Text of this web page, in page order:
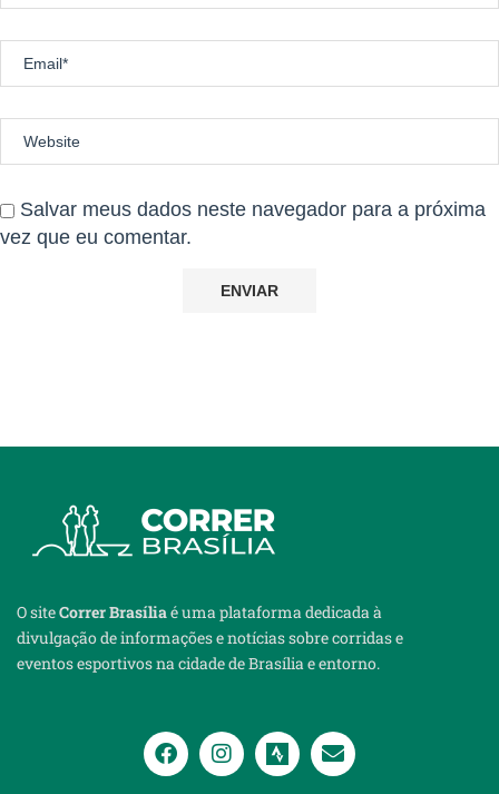
Salvar meus dados neste navegador para a próxima
vez que eu comentar.
O siteCorrer Brasíliaé uma plataforma dedicada à
divulgação de informações e notícias sobre corridas e
eventos esportivos na cidade de Brasília e entorno.